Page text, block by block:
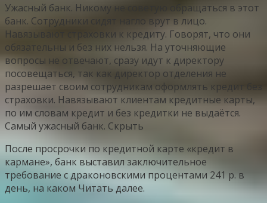
Ужасный банк. Никому не советую обращаться в этот
банк. Сотрудники сидят нагло врут в лицо.
Навязывают страховки к кредиту. Говорят, что они
обязательны и без них нельзя. На уточняющие
вопросы не отвечают, сразу идут к директору
посовещаться, так как директор отделения не
разрешает своим сотрудникам оформлять кредит без
страховки. Навязывают клиентам кредитные карты,
по им словам кредит и без кредитки не выдаётся.
Самый ужасный банк. Скрыть
После просрочки по кредитной карте «кредит в
кармане», банк выставил заключительное
требование с драконовскими процентами 241 р. в
день, на каком Читать далее.